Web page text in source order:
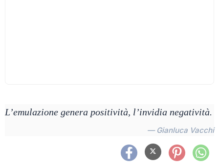
L’emulazione genera positività, l’invidia negatività.
— Gianluca Vacchi